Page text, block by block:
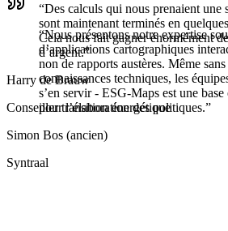
“Des calculs qui nous prenaient une
sont maintenant terminés en
Cela nous fait gagner énormément
d’argent.”
Harry de Brauw
Conseiller transition énergétique
“Nous présentons notre expertise
d’applications cartographiques
non de rapports austères. Même sans
connaissances techniques, les
s’en servir - ESG-Maps est une base
pour l’élaboration des politiques.”
Simon Bos (ancien)
Syntraal